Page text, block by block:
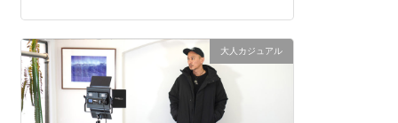
大人カジュアル